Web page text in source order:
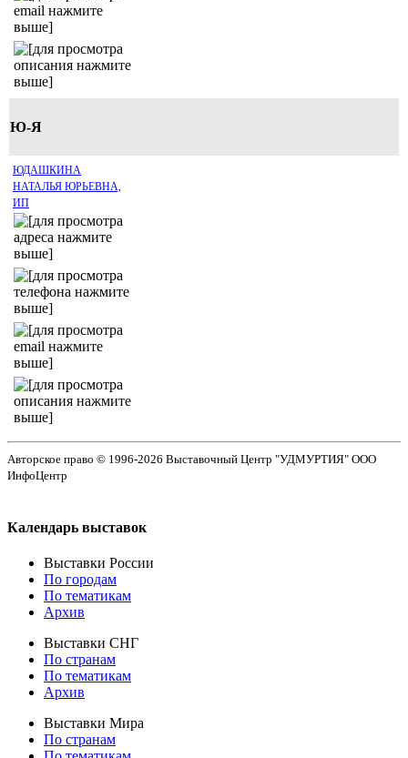
Ю-Я
ЮДАШКИНА
НАТАЛЬЯ ЮРЬЕВНА,
ИП
Авторское право © 1996-2026 Выставочный Центр "УДМУРТИЯ" ООО
ИнфоЦентр
Календарь выставок
Выставки России
По городам
По тематикам
Архив
Выставки СНГ
По странам
По тематикам
Архив
Выставки Мира
По странам